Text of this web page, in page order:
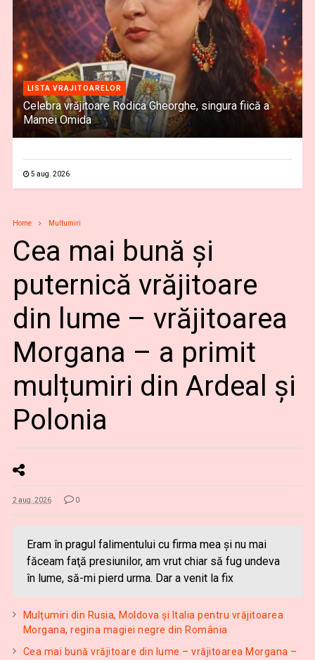
LISTA VRAJITOARELOR
Celebra vrăjitoare Rodica Gheorghe, singura fiică a
Mamei Omida
5 aug. 2026
Home Multumiri
Cea mai bună și
puternică vrăjitoare
din lume – vrăjitoarea
Morgana – a primit
mulțumiri din Ardeal și
Polonia
2 aug. 2026 0
Eram în pragul falimentului cu firma mea şi nu mai
făceam faţă presiunilor, am vrut chiar să fug undeva
în lume, să-mi pierd urma. Dar a venit la fix
Mulţumiri din Rusia, Moldova și Italia pentru vrăjitoarea
Morgana, regina magiei negre din România
Cea mai bună vrăjitoare din lume – vrăjitoarea Morgana –